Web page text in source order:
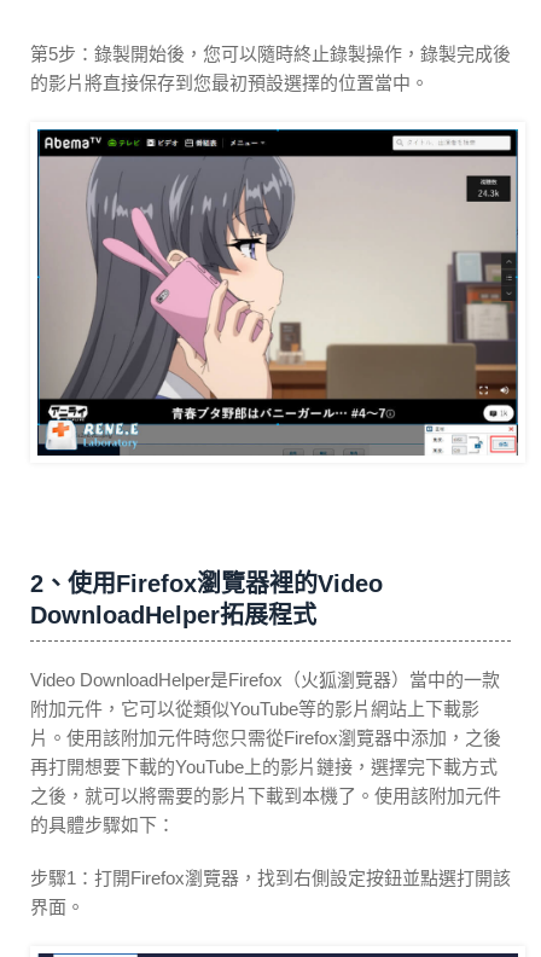
第5步：錄製開始後，您可以隨時終止錄製操作，錄製完成後
的影片將直接保存到您最初預設選擇的位置當中。
2、使用Firefox瀏覽器裡的Video
DownloadHelper拓展程式
Video DownloadHelper是Firefox（火狐瀏覽器）當中的一款
附加元件，它可以從類似YouTube等的影片網站上下載影
片。使用該附加元件時您只需從Firefox瀏覽器中添加，之後
再打開想要下載的YouTube上的影片鏈接，選擇完下載方式
之後，就可以將需要的影片下載到本機了。使用該附加元件
的具體步驟如下：
步驟1：打開Firefox瀏覽器，找到右側設定按鈕並點選打開該
界面。